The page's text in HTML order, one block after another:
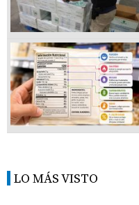
LO MÁS VISTO